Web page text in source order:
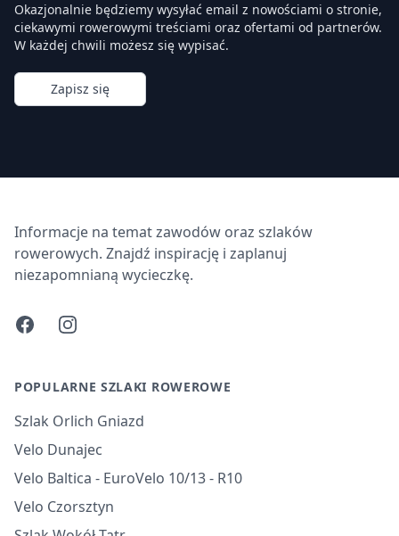
Okazjonalnie będziemy wysyłać email z nowościami o stronie,
ciekawymi rowerowymi treściami oraz ofertami od partnerów.
W każdej chwili możesz się wypisać.
Zapisz się
Informacje na temat zawodów oraz szlaków
rowerowych. Znajdź inspirację i zaplanuj
niezapomnianą wycieczkę.
FacebookInstagram
POPULARNE SZLAKI ROWEROWE
Szlak Orlich Gniazd
Velo Dunajec
Velo Baltica - EuroVelo 10/13 - R10
Velo Czorsztyn